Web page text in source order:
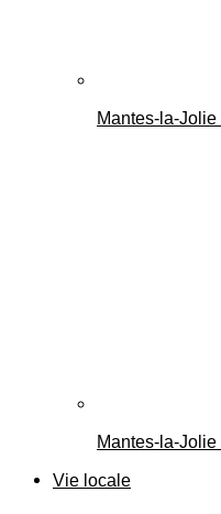
Mantes-la-Jolie
Mantes-la-
Vie locale